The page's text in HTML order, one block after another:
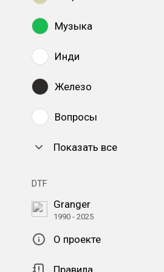
Музыка
Инди
Железо
Вопросы
Показать все
DTF
Granger
1990 - 2025
О проекте
Правила